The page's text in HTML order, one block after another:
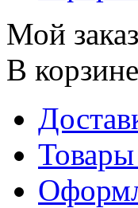
Мой заказ
В